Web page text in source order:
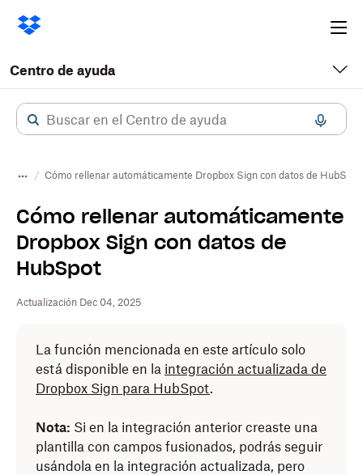
Centro de ayuda
Cómo rellenar automáticamente Dropbox Sign con datos de HubSpot
Cómo rellenar automáticamente
Dropbox Sign con datos de
HubSpot
Actualización Dec 04, 2025
La función mencionada en este artículo solo
está disponible en la integración actualizada de
Dropbox Sign para HubSpot.
Nota: Si en la integración anterior creaste una
plantilla con campos fusionados, podrás seguir
usándola en la integración actualizada, pero